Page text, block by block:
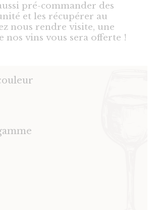
pré-commander des
et les récupérer au
nous rendre visite, une
nos vins vous sera offerte !